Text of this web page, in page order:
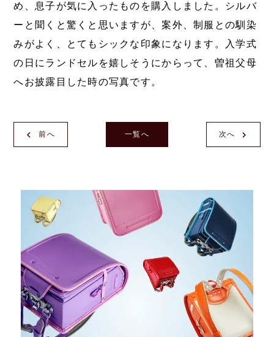
め、息子が気に入ったものを購入しました。シルバ
ーと聞くと驚くと思いますが、案外、制服との馴染
みがよく、とてもシックな印象になります。入学式
の日にランドセルを嬉しそうにからって、曽祖父母
へお披露目した時の写真です。
前へ 次へ
一覧へ